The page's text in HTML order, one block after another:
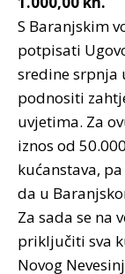
S Baranjskim
potpisati
sredine srpnja
podnositi
uvjetima. Za
iznos od
kućanstava,
da u
Za sada se na
priključiti sva
Novog